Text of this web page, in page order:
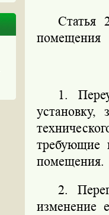
Статья
помещения
1.
установку,
требующие
помещения.
2.
изменение